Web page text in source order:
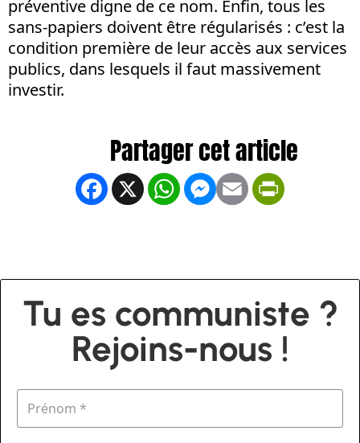
préventive digne de ce nom. Enfin, tous les
sans-papiers doivent être régularisés : c’est la
condition première de leur accès aux services
publics, dans lesquels il faut massivement
investir.
Facebook
X WhatsApp
Messenger
Email
Tu es communiste ?
Rejoins-nous !